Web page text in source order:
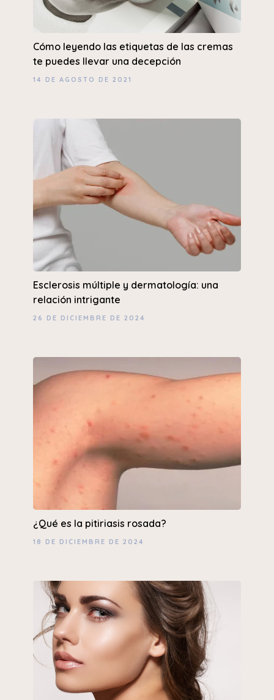
Cómo leyendo las etiquetas de las cremas
te puedes llevar una decepción
14 DE AGOSTO DE 2021
Esclerosis múltiple y dermatología: una
relación intrigante
26 DE DICIEMBRE DE 2024
¿Qué es la pitiriasis rosada?
18 DE DICIEMBRE DE 2024